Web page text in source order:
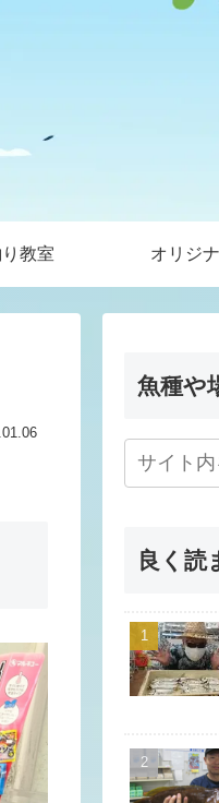
教室 オリジ
魚種や
良く読